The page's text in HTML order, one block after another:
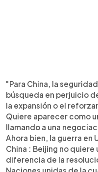
"Para China, la
búsqueda en perjuicio
la expansión o el
Quiere aparecer como
llamando a una
Ahora bien, la guerra en
China : Beijing no quiere
diferencia de la